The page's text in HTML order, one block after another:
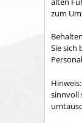
zum
Sie sich
Hinweis:
sinnvoll